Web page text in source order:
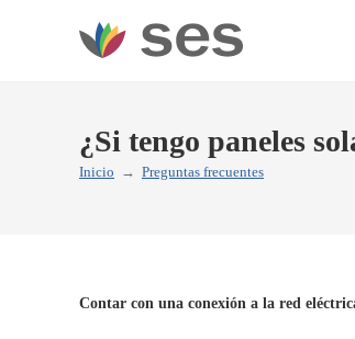
¿Si tengo paneles
Inicio → Preguntas frecuentes
Contar con una conexión a la red